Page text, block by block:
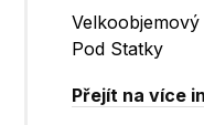
Pod Statky
Přejít na více